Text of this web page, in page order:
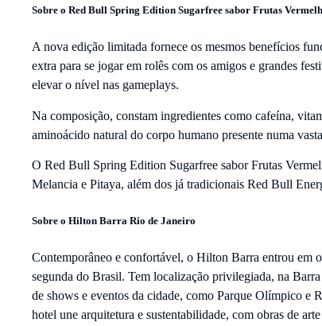
Sobre o Red Bull Spring Edition Sugarfree sabor Frutas
A nova edição limitada fornece os mesmos benefícios
extra para se jogar em rolês com os amigos e grandes
elevar o nível nas gameplays.
Na composição, constam ingredientes como cafeína,
aminoácido natural do corpo humano presente numa
O Red Bull Spring Edition Sugarfree sabor Frutas
Melancia e Pitaya, além dos já tradicionais Red Bull
Sobre o Hilton Barra Rio de Janeiro
Contemporâneo e confortável, o Hilton Barra entrou em
segunda do Brasil. Tem localização privilegiada, na
de shows e eventos da cidade, como Parque Olímpico e
hotel une arquitetura e sustentabilidade, com obras de